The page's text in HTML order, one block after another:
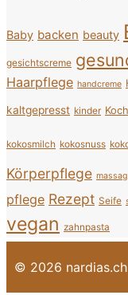
Baby backen beauty
gesichtscreme
Haarpflege handcreme
kaltgepresst kinder
kokosmilch kokosnuss
Körperpflege
pflege Rezept Seife
vegan zahnpasta
© 2026 nardias.ch